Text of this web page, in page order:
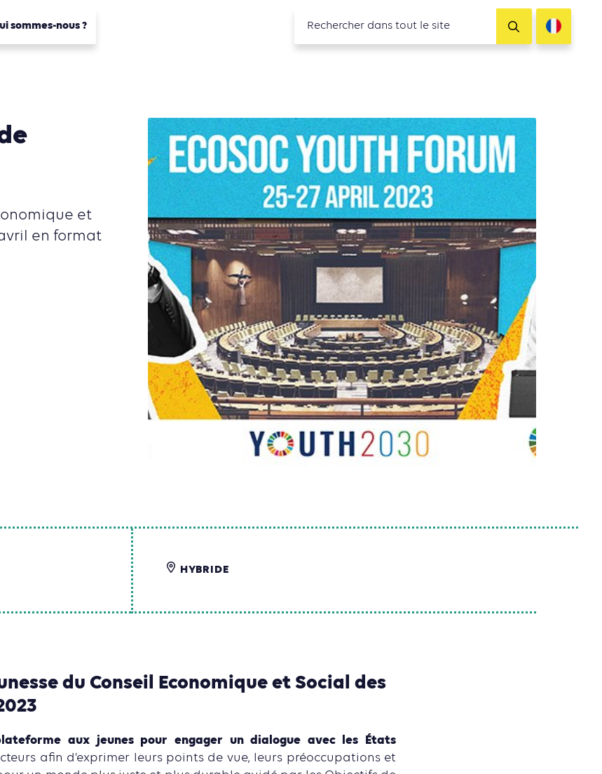
sommes-nous ?
et
en format
HYBRIDE
du Conseil Economique et Social des
aux jeunes pour engager un dialogue avec les États
afin d’exprimer leurs points de vue, leurs préoccupations et